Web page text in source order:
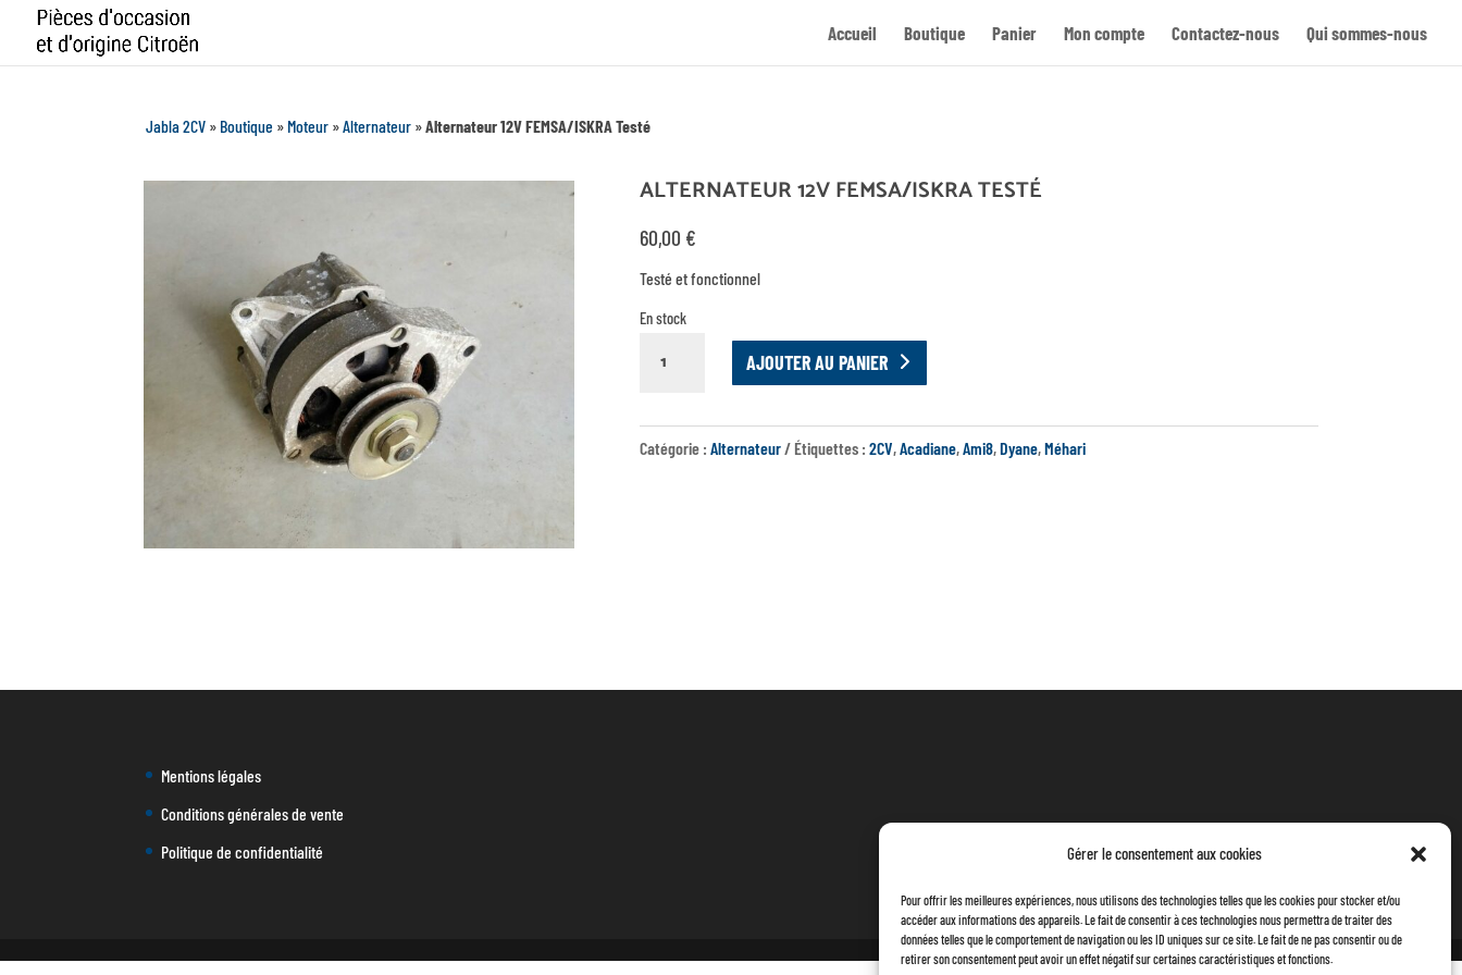
Gérer le consentement aux cookies
Pour offrir les meilleures expériences, nous utilisons des technologies telles que les cookies pour stocker et/ou
accéder aux informations des appareils. Le fait de consentir à ces technologies nous permettra de traiter des
données telles que le comportement de navigation ou les ID uniques sur ce site. Le fait de ne pas consentir ou de
retirer son consentement peut avoir un effet négatif sur certaines caractéristiques et fonctions.
Accueil Boutique Panier Mon compte Contactez-nous Qui sommes-nous
Jabla 2CV » Boutique » Moteur »Alternateur »Alternateur 12V FEMSA/ISKRA Testé
ALTERNATEUR 12V FEMSA/ISKRA TESTÉ
60,00 €
Testé et fonctionnel
En stock
FEMSA/ISKRA
AJOUTER AU PANIER
Catégorie : Alternateur Étiquettes : 2CV,Acadiane,Ami8,Dyane,Méhari
Mentions légales
Conditions générales de vente
Politique de confidentialité